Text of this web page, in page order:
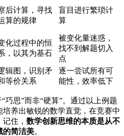
后计算，寻找
算的规律
盲目进行繁琐计
算
化过程中的恒
，以其为基石
被变化量迷惑，
找不到解题切入
点
辑图，识别矛
等价关系
逐一尝试所有可
能性，效率低下
巧思”而非“硬算”。通过以上例题
养出敏锐的数学直觉，在竞赛中
住， 数学创新思维的本质是从不
的简洁美。